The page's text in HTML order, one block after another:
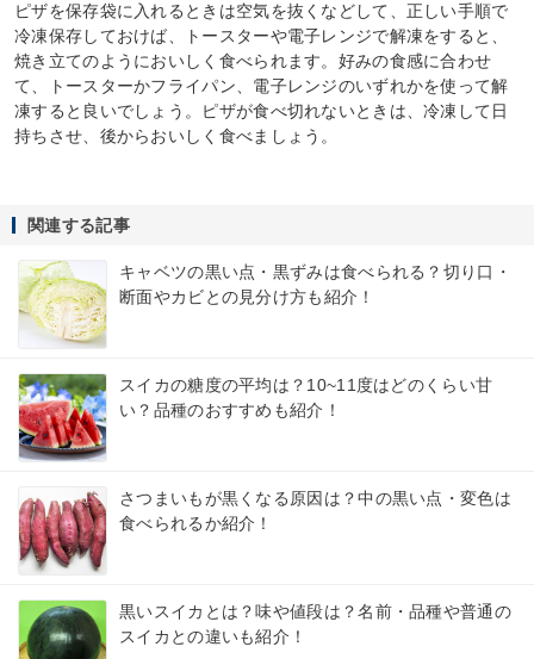
ピザを保存袋に入れるときは空気を抜くなどして、正しい手順で
冷凍保存しておけば、トースターや電子レンジで解凍をすると、
焼き立てのようにおいしく食べられます。好みの食感に合わせ
て、トースターかフライパン、電子レンジのいずれかを使って解
凍すると良いでしょう。ピザが食べ切れないときは、冷凍して日
持ちさせ、後からおいしく食べましょう。
関連する記事
キャベツの黒い点・黒ずみは食べられる？切り口・
断面やカビとの見分け方も紹介！
スイカの糖度の平均は？10~11度はどのくらい甘
い？品種のおすすめも紹介！
さつまいもが黒くなる原因は？中の黒い点・変色は
食べられるか紹介！
黒いスイカとは？味や値段は？名前・品種や普通の
スイカとの違いも紹介！